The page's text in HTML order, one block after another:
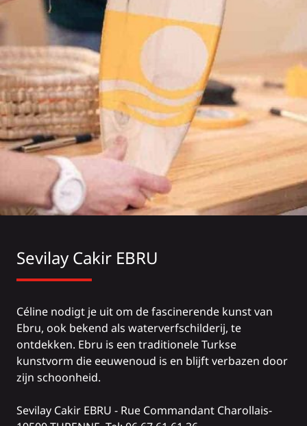
Sevilay Cakir EBRU
Céline nodigt je uit om de fascinerende kunst van
Ebru, ook bekend als waterverfschilderij, te
ontdekken. Ebru is een traditionele Turkse
kunstvorm die eeuwenoud is en blijft verbazen door
zijn schoonheid.
Sevilay Cakir EBRU - Rue Commandant Charollais-